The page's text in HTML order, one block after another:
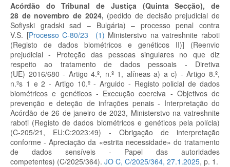
Acórdão do Tribunal de Justiça (Quinta Secção), de
28 de novembro de 2024, (pedido de decisão prejudicial de
Sofiyski gradski sad – Bulgária) – processo penal contra
V.S. [Processo C-80/23 (1) Ministerstvo na vatreshnite raboti
(Registo de dados biométricos e genéticos II)] (Reenvio
prejudicial - Proteção das pessoas singulares no que diz
respeito ao tratamento de dados pessoais - Diretiva
(UE) 2016/680 - Artigo 4.º, n.º 1, alíneas a) a c) - Artigo 8.º,
n.ºs 1 e 2 - Artigo 10.º - Arguido - Registo policial de dados
biométricos e genéticos - Execução coerciva - Objetivos de
prevenção e deteção de infrações penais - Interpretação do
Acórdão de 26 de janeiro de 2023, Ministerstvo na vatreshnite
raboti (Registo de dados biométricos e genéticos pela polícia)
(C-205/21, EU:C:2023:49) - Obrigação de interpretação
conforme - Apreciação da «estrita necessidade» do tratamento
de dados sensíveis - Papel das autoridades
competentes) (C/2025/364). JO C, C/2025/364, 27.1.2025, p. 1.